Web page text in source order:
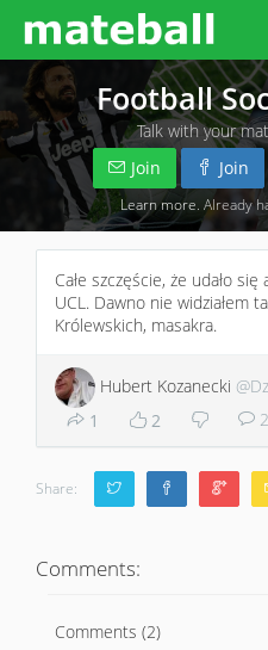
Football
Talk with your
Join
Join
Learn more . Already
Całe szczęście, że udało
UCL. Dawno nie widziałem
Królewskich, masakra.
Hubert Kozanecki
1
2 2
Share:
Comments:
Comments (2)